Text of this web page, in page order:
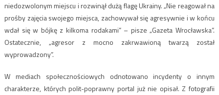
niedozwolonym miejscu i rozwinął dużą flagę Ukrainy. „Nie reagował na
prośby zajęcia swojego miejsca, zachowywał się agresywnie i w końcu
wdał się w bójkę z kilkoma rodakami” – pisze „Gazeta Wrocławska”.
Ostatecznie, „agresor z mocno zakrwawioną twarzą został
wyprowadzony”.
W mediach społecznościowych odnotowano incydenty o innym
charakterze, których polit-poprawny portal już nie opisał. Z fotografii